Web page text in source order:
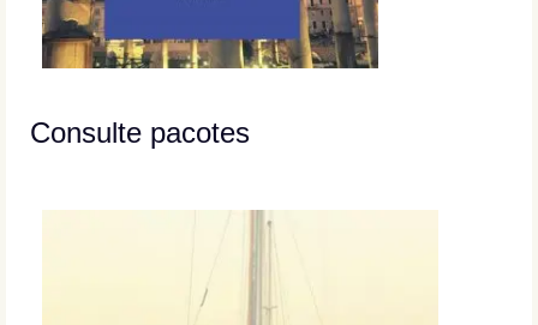
Consulte pacotes